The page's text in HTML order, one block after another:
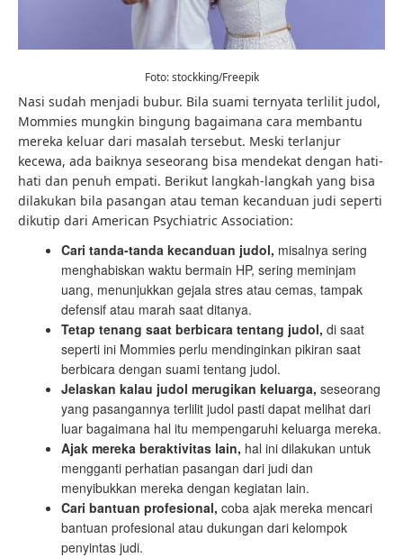
Foto: stockking/Freepik
Nasi sudah menjadi bubur. Bila suami ternyata terlilit judol,
Mommies mungkin bingung bagaimana cara membantu
mereka keluar dari masalah tersebut. Meski terlanjur
kecewa, ada baiknya seseorang bisa mendekat dengan hati-
hati dan penuh empati. Berikut langkah-langkah yang bisa
dilakukan bila pasangan atau teman kecanduan judi seperti
dikutip dari American Psychiatric Association:
Cari tanda-tanda kecanduan judol, misalnya sering
menghabiskan waktu bermain HP, sering meminjam
uang, menunjukkan gejala stres atau cemas, tampak
defensif atau marah saat ditanya.
Tetap tenang saat berbicara tentang judol, di saat
seperti ini Mommies perlu mendinginkan pikiran saat
berbicara dengan suami tentang judol.
Jelaskan kalau judol merugikan keluarga, seseorang
yang pasangannya terlilit judol pasti dapat melihat dari
luar bagaimana hal itu mempengaruhi keluarga mereka.
Ajak mereka beraktivitas lain, hal ini dilakukan untuk
mengganti perhatian pasangan dari judi dan
menyibukkan mereka dengan kegiatan lain.
Cari bantuan profesional, coba ajak mereka mencari
bantuan profesional atau dukungan dari kelompok
penyintas judi.